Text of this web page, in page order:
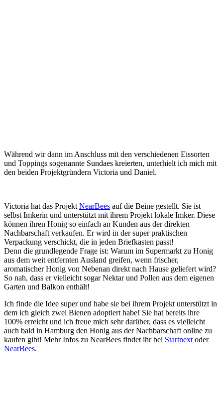
Während wir dann im Anschluss mit den verschiedenen Eissorten
und Toppings sogenannte Sundaes kreierten, unterhielt ich mich mit
den beiden Projektgründern Victoria und Daniel.
Victoria hat das ProjektNearBees auf die Beine gestellt. Sie ist
selbst Imkerin und unterstützt mit ihrem Projekt lokale Imker. Diese
können ihren Honig so einfach an Kunden aus der direkten
Nachbarschaft verkaufen. Er wird in der super praktischen
Verpackung verschickt, die in jeden Briefkasten passt!
Denn die grundlegende Frage ist: Warum im Supermarkt zu Honig
aus dem weit entfernten Ausland greifen, wenn frischer,
aromatischer Honig von Nebenan direkt nach Hause geliefert wird?
So nah, dass er vielleicht sogar Nektar und Pollen aus dem eigenen
Garten und Balkon enthält!
Ich finde die Idee super und habe sie bei ihrem Projekt unterstützt in
dem ich gleich zwei Bienen adoptiert habe! Sie hat bereits ihre
100% erreicht und ich freue mich sehr darüber, dass es vielleicht
auch bald in Hamburg den Honig aus der Nachbarschaft online zu
kaufen gibt! Mehr Infos zu NearBees findet ihr bei Startnextoder
NearBees.